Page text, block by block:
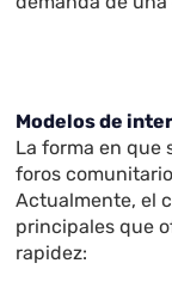
Modelos de
La forma en que
foros
Actualmente, el
principales que
rapidez: